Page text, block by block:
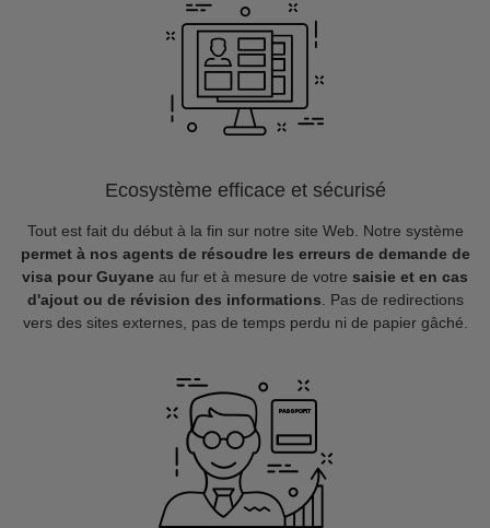
Ecosystème efficace et sécurisé
Tout est fait du début à la fin sur notre site Web. Notre système
permet à nos agents de résoudre les erreurs de demande de
visa pour Guyane au fur et à mesure de votre saisie et en cas
d'ajout ou de révision des informations . Pas de redirections
vers des sites externes, pas de temps perdu ni de papier gâché.